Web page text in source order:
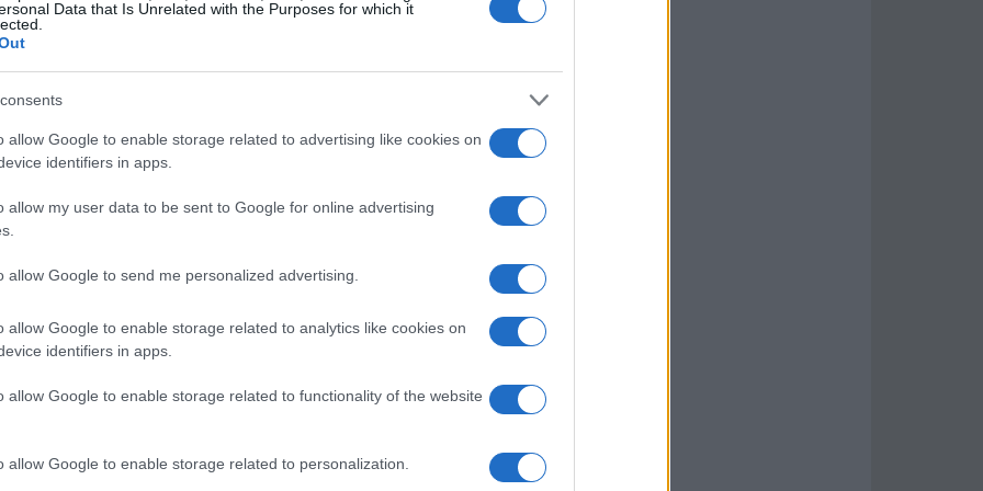
Data that Is Unrelated with the Purposes for which it
allow Google to enable storage related to advertising like cookies on
identifiers in apps.
allow my user data to be sent to Google for online advertising
allow Google to send me personalized advertising.
allow Google to enable storage related to analytics like cookies on
identifiers in apps.
allow Google to enable storage related to functionality of the website
allow Google to enable storage related to personalization.
risultato che ci colloca al 24° posto tra le
di 280 milioni di spettatori in
Carrasco.
siamo stati promossi in Prima
dell’Europa League con sette titoli. Siamo il
europee nel secolo e il quarto con più
la crescita del nostro marchio”,